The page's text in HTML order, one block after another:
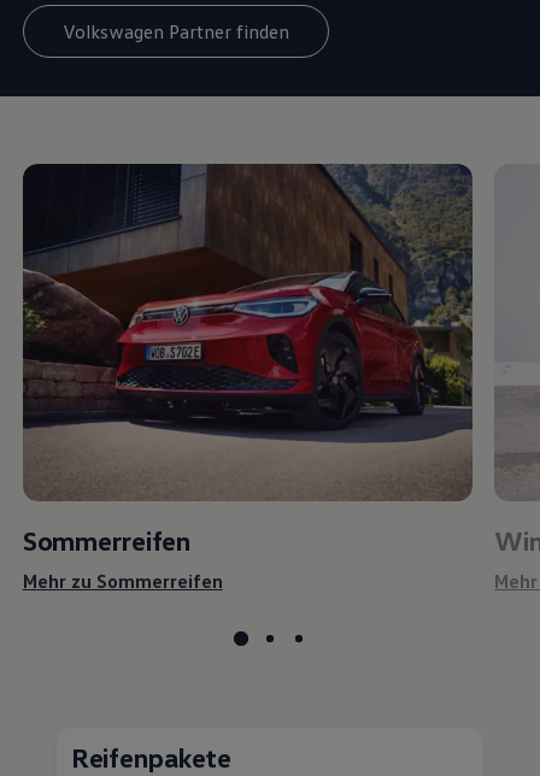
Volkswagen Partner finden
Sommerreifen
Mehr zu Sommerreifen
Reifenpakete